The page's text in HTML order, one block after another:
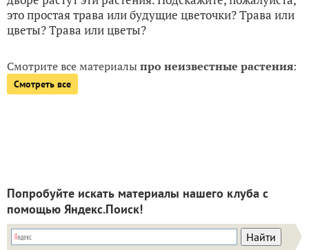
это простая трава или будущие цветочки? Трава или
цветы? Трава или цветы?
Смотрите все материалыпро неизвестные растения:
Смотреть все
Попробуйте искать материалы нашего клуба с
помощью Яндекс.Поиск!